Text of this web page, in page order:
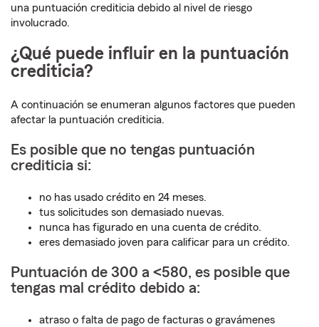
una puntuación crediticia debido al nivel de riesgo
involucrado.
¿Qué puede influir en la puntuación
crediticia?
A continuación se enumeran algunos factores que pueden
afectar la puntuación crediticia.
Es posible que no tengas puntuación
crediticia si:
no has usado crédito en 24 meses.
tus solicitudes son demasiado nuevas.
nunca has figurado en una cuenta de crédito.
eres demasiado joven para calificar para un crédito.
Puntuación de 300 a <580, es posible que
tengas mal crédito debido a:
atraso o falta de pago de facturas o gravámenes